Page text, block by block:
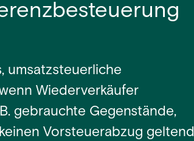
umsatzsteuerliche
Wiederverkäufer
gebrauchte Gegenstände,
Vorsteuerabzug geltend